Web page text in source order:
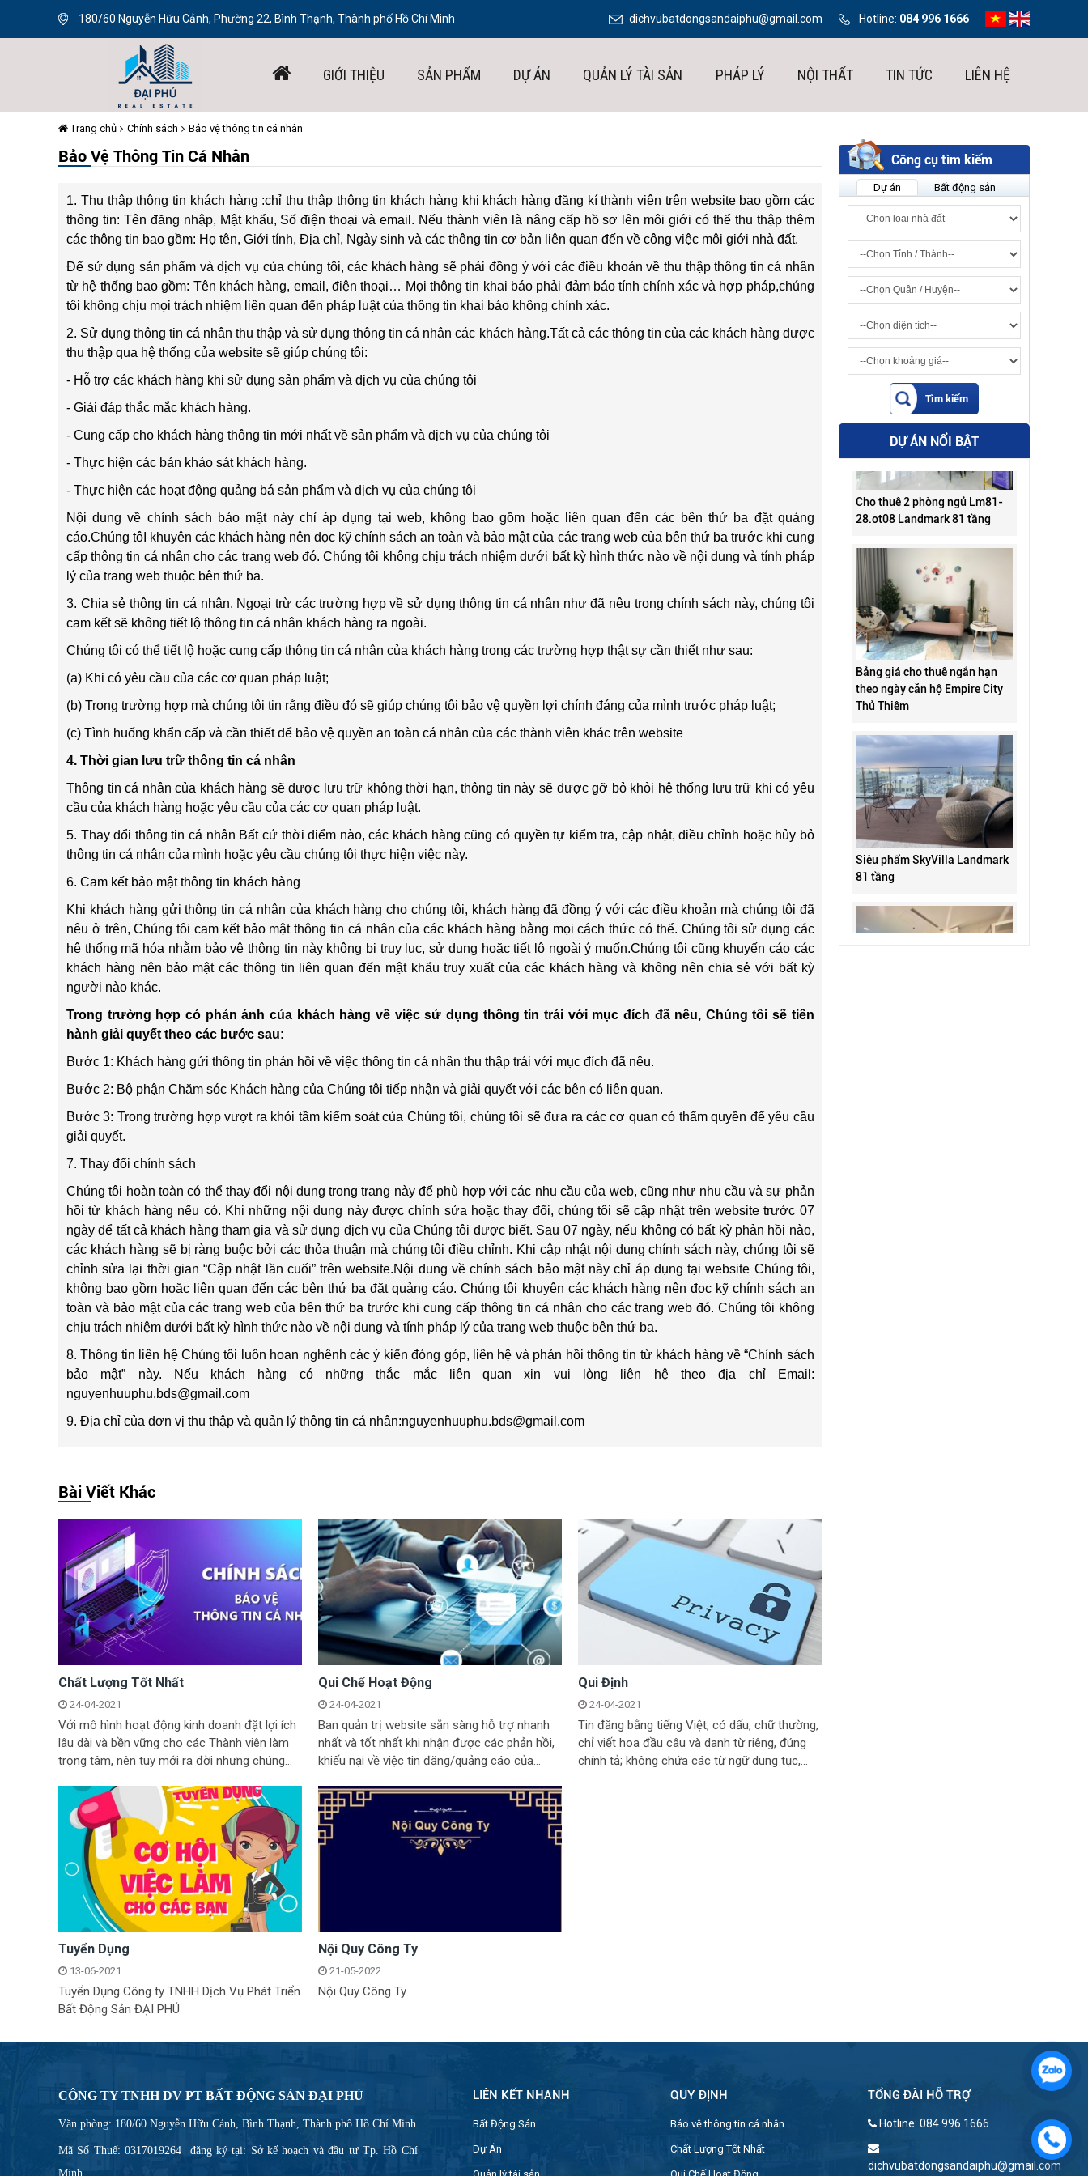
180/60 Nguyễn Hữu Cảnh, Phường 22, Bình Thạnh, Thành phố Hồ Chí Minh Hotline: 084 996 1666
dichvubatdongsandaiphu@gmail.com
GIỚI THIỆU SẢN PHẨM DỰ ÁN QUẢN LÝ TÀI SẢN PHÁP LÝ NỘI THẤT TIN TỨC LIÊN HỆ
Trang chủ Chính sách Bảo vệ thông tin cá nhân
Bảo Vệ Thông Tin Cá Nhân
1. Thu thập thông tin khách hàng :chỉ thu thập thông tin khách hàng khi khách hàng đăng kí thành viên trên website bao gồm các
thông tin: Tên đăng nhập, Mật khẩu, Số điện thoại và email. Nếu thành viên là nâng cấp hồ sơ lên môi giới có thể thu thập thêm
các thông tin bao gồm: Họ tên, Giới tính, Địa chỉ, Ngày sinh và các thông tin cơ bản liên quan đến về công việc môi giới nhà đất.
Để sử dụng sản phẩm và dịch vụ của chúng tôi, các khách hàng sẽ phải đồng ý với các điều khoản về thu thập thông tin cá nhân
từ hệ thống bao gồm: Tên khách hàng, email, điện thoại… Mọi thông tin khai báo phải đảm báo tính chính xác và hợp pháp,chúng
tôi không chịu mọi trách nhiệm liên quan đến pháp luật của thông tin khai báo không chính xác.
2. Sử dụng thông tin cá nhân thu thập và sử dụng thông tin cá nhân các khách hàng.Tất cả các thông tin của các khách hàng được
thu thập qua hệ thống của website sẽ giúp chúng tôi:
- Hỗ trợ các khách hàng khi sử dụng sản phẩm và dịch vụ của chúng tôi
- Giải đáp thắc mắc khách hàng.
- Cung cấp cho khách hàng thông tin mới nhất về sản phẩm và dịch vụ của chúng tôi
- Thực hiện các bản khảo sát khách hàng.
- Thực hiện các hoạt động quảng bá sản phẩm và dịch vụ của chúng tôi
Nội dung về chính sách bảo mật này chỉ áp dụng tại web, không bao gồm hoặc liên quan đến các bên thứ ba đặt quảng
cáo.Chúng tôI khuyên các khách hàng nên đọc kỹ chính sách an toàn và bảo mật của các trang web của bên thứ ba trước khi cung
cấp thông tin cá nhân cho các trang web đó. Chúng tôi không chịu trách nhiệm dưới bất kỳ hình thức nào về nội dung và tính pháp
lý của trang web thuộc bên thứ ba.
3. Chia sẻ thông tin cá nhân. Ngoại trừ các trường hợp về sử dụng thông tin cá nhân như đã nêu trong chính sách này, chúng tôi
cam kết sẽ không tiết lộ thông tin cá nhân khách hàng ra ngoài.
Chúng tôi có thể tiết lộ hoặc cung cấp thông tin cá nhân của khách hàng trong các trường hợp thật sự cần thiết như sau:
(a) Khi có yêu cầu của các cơ quan pháp luật;
(b) Trong trường hợp mà chúng tôi tin rằng điều đó sẽ giúp chúng tôi bảo vệ quyền lợi chính đáng của mình trước pháp luật;
(c) Tình huống khẩn cấp và cần thiết để bảo vệ quyền an toàn cá nhân của các thành viên khác trên website
4. Thời gian lưu trữ thông tin cá nhân
Thông tin cá nhân của khách hàng sẽ được lưu trữ không thời hạn, thông tin này sẽ được gỡ bỏ khỏi hệ thống lưu trữ khi có yêu
cầu của khách hàng hoặc yêu cầu của các cơ quan pháp luật.
5. Thay đổi thông tin cá nhân Bất cứ thời điểm nào, các khách hàng cũng có quyền tự kiểm tra, cập nhật, điều chỉnh hoặc hủy bỏ
thông tin cá nhân của mình hoặc yêu cầu chúng tôi thực hiện việc này.
6. Cam kết bảo mật thông tin khách hàng
Khi khách hàng gửi thông tin cá nhân của khách hàng cho chúng tôi, khách hàng đã đồng ý với các điều khoản mà chúng tôi đã
nêu ở trên, Chúng tôi cam kết bảo mật thông tin cá nhân của các khách hàng bằng mọi cách thức có thể. Chúng tôi sử dụng các
hệ thống mã hóa nhằm bảo vệ thông tin này không bị truy lục, sử dụng hoặc tiết lộ ngoài ý muốn.Chúng tôi cũng khuyến cáo các
khách hàng nên bảo mật các thông tin liên quan đến mật khẩu truy xuất của các khách hàng và không nên chia sẻ với bất kỳ
người nào khác.
Trong trường hợp có phản ánh của khách hàng về việc sử dụng thông tin trái với mục đích đã nêu, Chúng tôi sẽ tiến
hành giải quyết theo các bước sau:
Bước 1: Khách hàng gửi thông tin phản hồi về việc thông tin cá nhân thu thập trái với mục đích đã nêu.
Bước 2: Bộ phận Chăm sóc Khách hàng của Chúng tôi tiếp nhận và giải quyết với các bên có liên quan.
Bước 3: Trong trường hợp vượt ra khỏi tầm kiểm soát của Chúng tôi, chúng tôi sẽ đưa ra các cơ quan có thẩm quyền để yêu cầu
giải quyết.
7. Thay đổi chính sách
Chúng tôi hoàn toàn có thể thay đổi nội dung trong trang này để phù hợp với các nhu cầu của web, cũng như nhu cầu và sự phản
hồi từ khách hàng nếu có. Khi những nội dung này được chỉnh sửa hoặc thay đổi, chúng tôi sẽ cập nhật trên website trước 07
ngày để tất cả khách hàng tham gia và sử dụng dịch vụ của Chúng tôi được biết. Sau 07 ngày, nếu không có bất kỳ phản hồi nào,
các khách hàng sẽ bị ràng buộc bởi các thỏa thuận mà chúng tôi điều chỉnh. Khi cập nhật nội dung chính sách này, chúng tôi sẽ
chỉnh sửa lại thời gian “Cập nhật lần cuối” trên website.Nội dung về chính sách bảo mật này chỉ áp dụng tại website Chúng tôi,
không bao gồm hoặc liên quan đến các bên thứ ba đặt quảng cáo. Chúng tôi khuyên các khách hàng nên đọc kỹ chính sách an
toàn và bảo mật của các trang web của bên thứ ba trước khi cung cấp thông tin cá nhân cho các trang web đó. Chúng tôi không
chịu trách nhiệm dưới bất kỳ hình thức nào về nội dung và tính pháp lý của trang web thuộc bên thứ ba.
8. Thông tin liên hệ Chúng tôi luôn hoan nghênh các ý kiến đóng góp, liên hệ và phản hồi thông tin từ khách hàng về “Chính sách
bảo mật” này. Nếu khách hàng có những thắc mắc liên quan xin vui lòng liên hệ theo địa chỉ Email:
nguyenhuuphu.bds@gmail.com
9. Địa chỉ của đơn vị thu thập và quản lý thông tin cá nhân:nguyenhuuphu.bds@gmail.com
Bài Viết Khác
Chất Lượng Tốt Nhất
24-04-2021
Với mô hình hoạt động kinh doanh đặt lợi ích
lâu dài và bền vững cho các Thành viên làm
trọng tâm, nên tuy mới ra đời nhưng chúng
Qui Chế Hoạt Động
24-04-2021
Ban quản trị website sẵn sàng hỗ trợ nhanh
nhất và tốt nhất khi nhận được các phản hồi,
khiếu nại về việc tin đăng/quảng cáo của...
Qui Định
24-04-2021
Tin đăng bằng tiếng Việt, có dấu, chữ thường,
chỉ viết hoa đầu câu và danh từ riêng, đúng
chính tả; không chứa các từ ngữ dung tục,...
Tuyển Dụng
13-06-2021
Tuyển Dụng Công ty TNHH Dịch Vụ Phát Triển
Bất Động Sản ĐẠI PHÚ
Nội Quy Công Ty
21-05-2022
Nội Quy Công Ty
Công cụ tìm kiếm
Dự án Bất động sản
DỰ ÁN NỔI BẬT
Cho thuê 2 phòng ngủ Lm81-
28.ot08 Landmark 81 tầng
Bảng giá cho thuê ngắn hạn
theo ngày căn hộ Empire City
Thủ Thiêm
Siêu phẩm SkyVilla Landmark
81 tầng
Mua bán căn hộ tòa Cove
Empire City giá chỉ từ 13,6 tỷ
CÔNG TY TNHH DV PT BẤT ĐỘNG SẢN ĐẠI PHÚ
Văn phòng: 180/60 Nguyễn Hữu Cảnh, Bình Thạnh, Thành phố Hồ Chí Minh
Mã Số Thuế: 0317019264 đăng ký tại: Sở kế hoạch và đầu tư Tp. Hồ Chí
Minh
LIÊN KẾT NHANH
Bất Động Sản
Dự Án
QUY ĐỊNH
Bảo vệ thông tin cá nhân
Chất Lượng Tốt Nhất
TỔNG ĐÀI HỖ TRỢ
Hotline: 084 996 1666
dichvubatdongsandaiphu@gmail.com